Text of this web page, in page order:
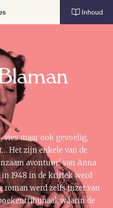
Inhoud
maar ook gevoelig,
Het zijn enkele van de
avontuur' van Anna
1948 in de kritiek werd
roman werd zelfs inzet van
waarin de